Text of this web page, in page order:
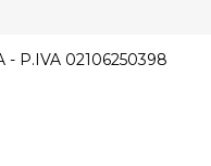
- P.IVA 02106250398